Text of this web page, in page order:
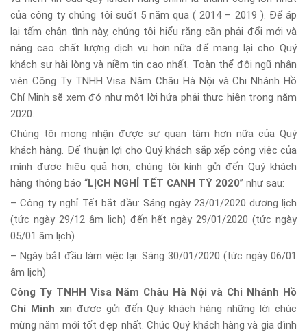
của công ty chúng tôi suốt 5 năm qua ( 2014 – 2019 ). Để áp
lại tấm chân tình này, chúng tôi hiểu rằng cần phải đổi mới và
nâng cao chất lượng dịch vụ hơn nữa để mang lại cho Quý
khách sự hài lòng và niềm tin cao nhất. Toàn thể đội ngũ nhân
viên Công Ty TNHH Visa Năm Châu Hà Nội và Chi Nhánh Hồ
Chí Minh sẽ xem đó như một lời hứa phải thực hiện trong năm
2020.
Chúng tôi mong nhận được sự quan tâm hơn nữa của Quý
khách hàng. Để thuận lợi cho Quý khách sắp xếp công việc của
mình được hiệu quả hơn, chúng tôi kính gửi đến Quý khách
hàng thông báo “LỊCH NGHỈ TẾT CANH TÝ 2020” như sau:
– Công ty nghỉ Tết bắt đầu: Sáng ngày 23/01/2020 dương lịch
(tức ngày 29/12 âm lịch) đến hết ngày 29/01/2020 (tức ngày
05/01 âm lịch)
– Ngày bắt đầu làm việc lại: Sáng 30/01/2020 (tức ngày 06/01
âm lịch)
Công Ty TNHH Visa Năm Châu Hà Nội và Chi Nhánh Hồ
Chí Minh xin được gửi đến Quý khách hàng những lời chúc
mừng năm mới tốt đẹp nhất. Chúc Quý khách hàng và gia đình